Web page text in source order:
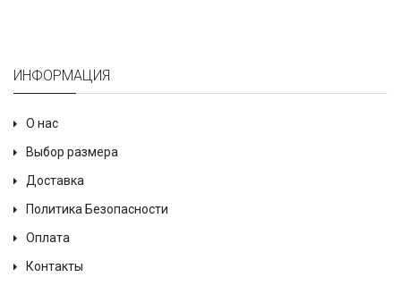
ИНФОРМАЦИЯ
О нас
Выбор размера
Доставка
Политика Безопасности
Оплата
Контакты